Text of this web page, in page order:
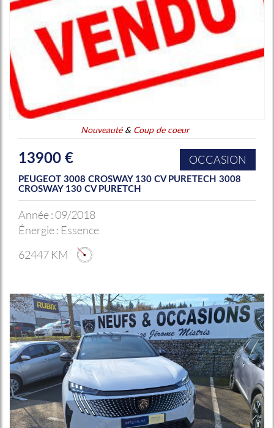
Nouveauté& Coup de coeur
13900 € OCCASION
PEUGEOT 3008 CROSWAY 130 CV PURETECH 3008
CROSWAY 130 CV PURETCH
Année :09/2018
Énergie : Essence
62447 KM